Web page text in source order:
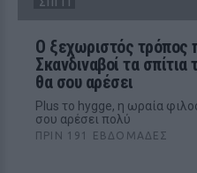
Ο ξεχωριστός τρόπος
Σκανδιναβοί τα
θα σου αρέσει
Plus το hygge, η ωραία
σου αρέσει πολύ
ΠΡΙΝ 191 ΕΒΔΟΜΆΔΕΣ